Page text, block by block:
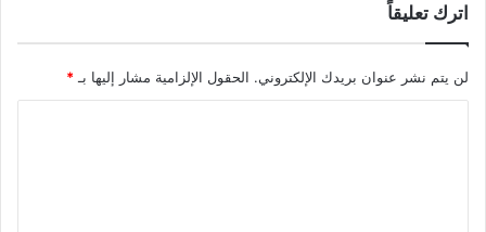
اترك تعليقاً
لن يتم نشر عنوان بريدك الإلكتروني. الحقول الإلزامية مشار إليها بـ *